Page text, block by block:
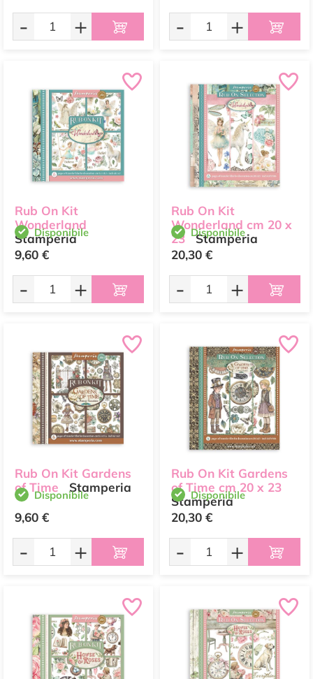
- + - +
Rub On Kit
Wonderland
Stamperia
Disponibile
9,60 €
- +
Rub On Kit
Wonderland cm 20 x
23 Stamperia
Disponibile
20,30 €
- +
Rub On Kit Gardens
of Time
Stamperia
Disponibile
9,60 €
- +
Rub On Kit Gardens
of Time cm 20 x 23
Stamperia
Disponibile
20,30 €
- +